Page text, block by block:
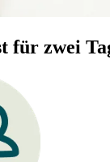
für zwei